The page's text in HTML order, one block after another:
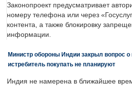
Законопроект предусматривает
номеру телефона или через
контента, а также блокировку
информации.
Министр обороны Индии закрыл вопрос о
истребитель покупать не планируют
Индия не намерена в ближайшее